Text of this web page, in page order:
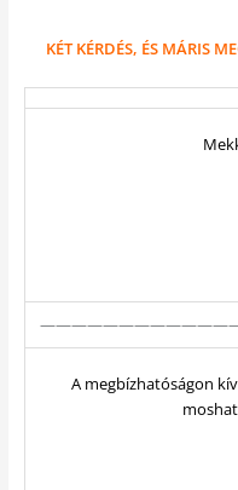
KÉT KÉRDÉS, ÉS MÁRIS
A megbízhatóságon